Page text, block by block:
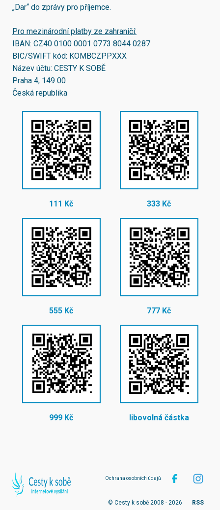
„Dar“ do zprávy pro příjemce.
Pro mezinárodní platby ze zahraničí:
IBAN: CZ40 0100 0001 0773 8044 0287
BIC/SWIFT kód: KOMBCZPPXXX
Název účtu: CESTY K SOBĚ
Praha 4, 149 00
Česká republika
111 Kč 333 Kč
555 Kč 777 Kč
999 Kč libovolná částka
Ochrana osobních údajů
© Cesty k sobě 2008 - 2026 RSS